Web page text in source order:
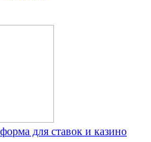
для ставок и казино